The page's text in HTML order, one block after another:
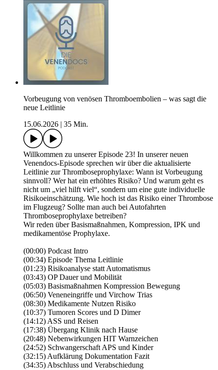
Vorbeugung von venösen Thromboembolien – was sagt die
neue Leitlinie
15.06.2026
35 Min.
Willkommen zu unserer Episode 23! In unserer neuen
Venendocs-Episode sprechen wir über die aktualisierte
Leitlinie zur Thromboseprophylaxe: Wann ist Vorbeugung
sinnvoll? Wer hat ein erhöhtes Risiko? Und warum geht es
nicht um „viel hilft viel“, sondern um eine gute individuelle
Risikoeinschätzung. Wie hoch ist das Risiko einer Thrombose
im Flugzeug? Sollte man auch bei Autofahrten
Thromboseprophylaxe betreiben?
Wir reden über Basismaßnahmen, Kompression, IPK und
medikamentöse Prophylaxe.
(00:00) Podcast Intro
(00:34) Episode Thema Leitlinie
(01:23) Risikoanalyse statt Automatismus
(03:43) OP Dauer und Mobilität
(05:03) Basismaßnahmen Kompression Bewegung
(06:50) Veneneingriffe und Virchow Trias
(08:30) Medikamente Nutzen Risiko
(10:37) Tumoren Scores und D Dimer
(14:12) ASS und Reisen
(17:38) Übergang Klinik nach Hause
(20:48) Nebenwirkungen HIT Warnzeichen
(24:52) Schwangerschaft APS und Kinder
(32:15) Aufklärung Dokumentation Fazit
(34:35) Abschluss und Verabschiedung